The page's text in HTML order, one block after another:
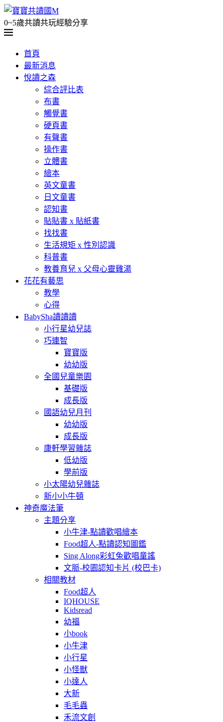
0~5歲共讀共玩經驗分享
首頁
最新消息
悅讀之森
綜合評比表
布書
觸覺書
硬頁書
有聲書
操作書
立體書
繪本
英文童書
日文童書
認知書
貼貼書 x 貼紙書
找找書
生活規矩 x 性別認識
科普書
教養育兒 x 父母心靈雞湯
花花有藝思
教學
心得
BabySha讀讀讀
小行星幼兒誌
巧連智
寶寶版
幼幼版
全國兒童樂園
基礎版
成長版
國語幼兒月刊
幼幼版
成長版
康軒學習雜誌
低幼版
學前版
小太陽幼兒雜誌
新小小牛頓
神奇魔法筆
主題分享
小牛津-點讀歡唱繪本
Food超人-點讀認知圖鑑
Sing Along彩虹兔歡唱童謠
文脈-校園認知卡片 (校巴卡)
相關教材
Food超人
IQHOUSE
Kidsread
幼福
小book
小牛津
小行星
小怪獸
小達人
大新
毛毛蟲
禾流文創